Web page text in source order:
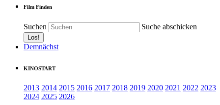
Film Finden
Suchen Suche abschicken
Demnächst
KINOSTART
2013 2014 2015 2016 2017 2018 2019 2020 2021 2022 2023
2024 2025 2026